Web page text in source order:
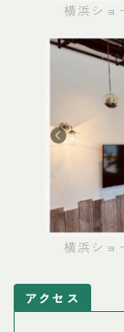
横浜シ
横浜シ
アクセス